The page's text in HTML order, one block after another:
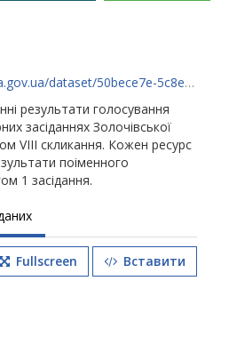
807d-5fc84945c761/resource/b6115522-a7dd-44a0-858e-bb7a6ecd75eb/download/votingvoting.csv
результати голосування
засіданнях Золочівської
VIII скликання. Кожен ресурс
поіменного
1 засідання.
Fullscreen Вставити